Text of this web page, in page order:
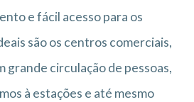
e fácil acesso para os
são os centros comerciais,
grande circulação de pessoas,
à estações e até mesmo